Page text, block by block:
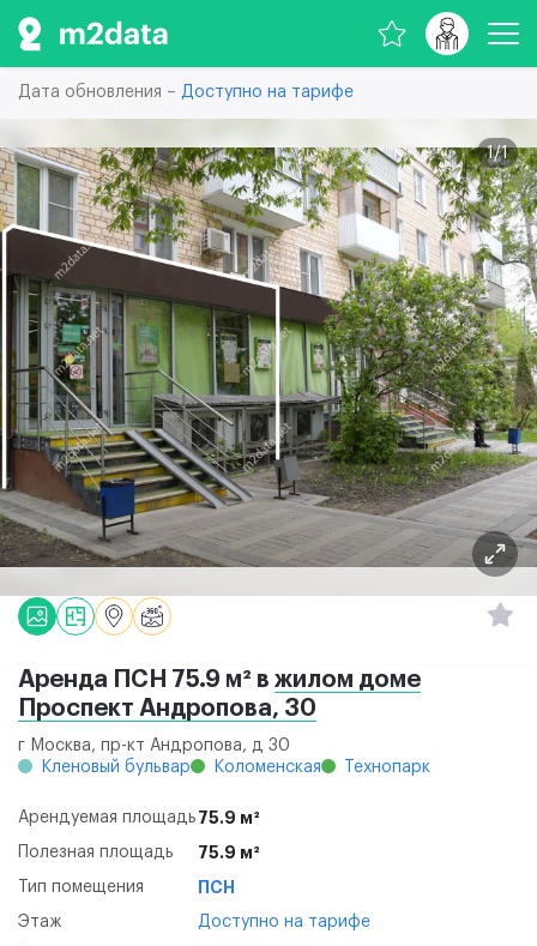
Дата обновления – Доступно на тарифе
1/1
Аренда ПСН 75.9 м² в жилом доме
Проспект Андропова, 30
г Москва, пр-кт Андропова, д 30
Кленовый бульвар
Коломенская Технопарк
Арендуемая площадь 75.9 м²
Полезная площадь 75.9 м²
Тип помещения ПСН
Этаж Доступно на тарифе